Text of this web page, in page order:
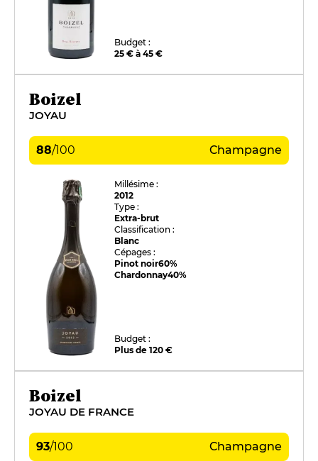
Budget :
25 € à 45 €
Boizel
JOYAU
88/100 Champagne
Millésime :
2012
Type :
Extra-brut
Classification :
Blanc
Cépages :
Pinot noir60%
Chardonnay40%
Budget :
Plus de 120 €
Boizel
JOYAU DE FRANCE
93/100 Champagne